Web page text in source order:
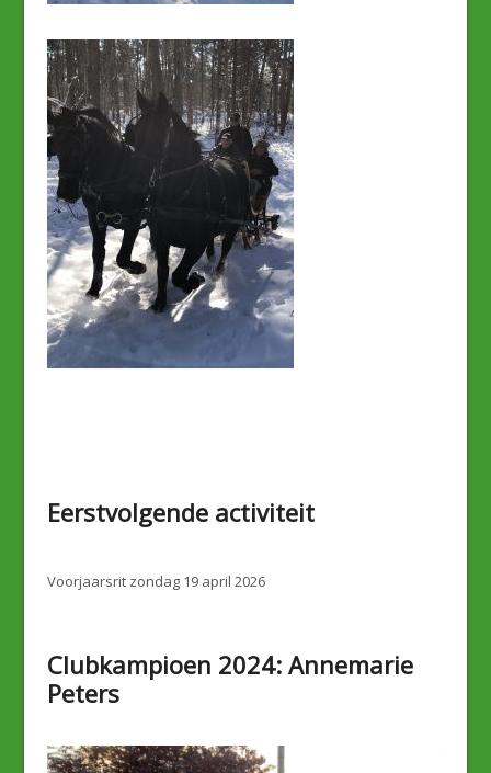
Eerstvolgende activiteit
Voorjaarsrit zondag 19 april 2026
Clubkampioen 2024: Annemarie
Peters